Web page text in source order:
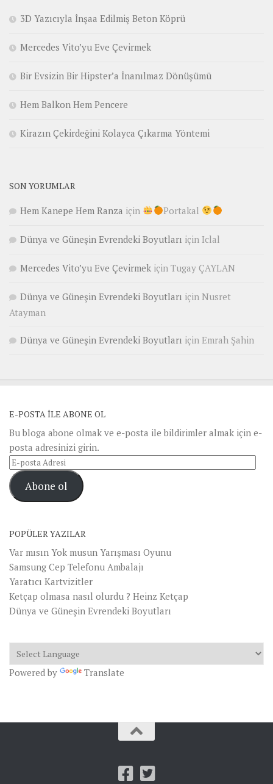
3D Yazıcıyla İnşaa Edilmiş Beton Köprü
Mercedes Vito’yu Eve Çevirmek
Bir Evsizin Bir Hipster’a İnanılmaz Dönüşümü
Hem Balkon Hem Pencere
Kirazın Çekirdeğini Kolayca Çıkarma Yöntemi
SON YORUMLAR
Hem Kanepe Hem Ranza için Portakal
Dünya ve Güneşin Evrendeki Boyutları için Iclal
Mercedes Vito’yu Eve Çevirmek için Tugay ÇAYLAN
Dünya ve Güneşin Evrendeki Boyutları için Nusret
Atayman
Dünya ve Güneşin Evrendeki Boyutları için Emrah Şahin
E-POSTA ILE ABONE OL
Bu bloga abone olmak ve e-posta ile bildirimler almak için e-
posta adresinizi girin.
E-
posta
AdresiAbone ol
POPÜLER YAZILAR
Var mısın Yok musun Yarışması Oyunu
Samsung Cep Telefonu Ambalajı
Yaratıcı Kartvizitler
Ketçap olmasa nasıl olurdu ? Heinz Ketçap
Dünya ve Güneşin Evrendeki Boyutları
Powered by Translate